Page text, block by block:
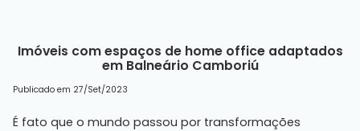
Imóveis com espaços de home office adaptados
em Balneário Camboriú
Publicado em 27/Set/2023
É fato que o mundo passou por transformações